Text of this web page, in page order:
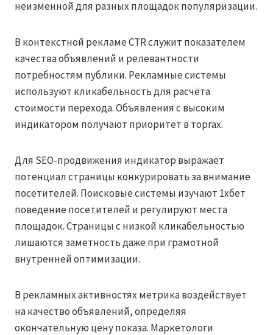
неизменной для разных площадок популяризации.
В контекстной рекламе CTR служит показателем
качества объявлений и релевантности
потребностям публики. Рекламные системы
используют кликабельность для расчёта
стоимости перехода. Объявления с высоким
индикатором получают приоритет в торгах.
Для SEO-продвижения индикатор выражает
потенциал страницы конкурировать за внимание
посетителей. Поисковые системы изучают 1хбет
поведение посетителей и регулируют места
площадок. Страницы с низкой кликабельностью
лишаются заметность даже при грамотной
внутренней оптимизации.
В рекламных активностях метрика воздействует
на качество объявлений, определяя
окончательную цену показа. Маркетологи